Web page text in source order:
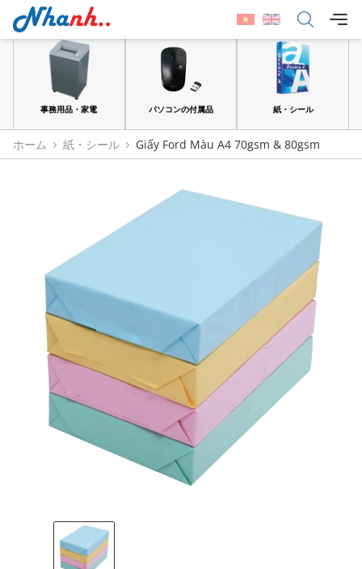
事務用品・家電 パソコンの付属品 紙・シール
ホーム 紙・シール Giấy Ford Màu A4 70gsm & 80gsm